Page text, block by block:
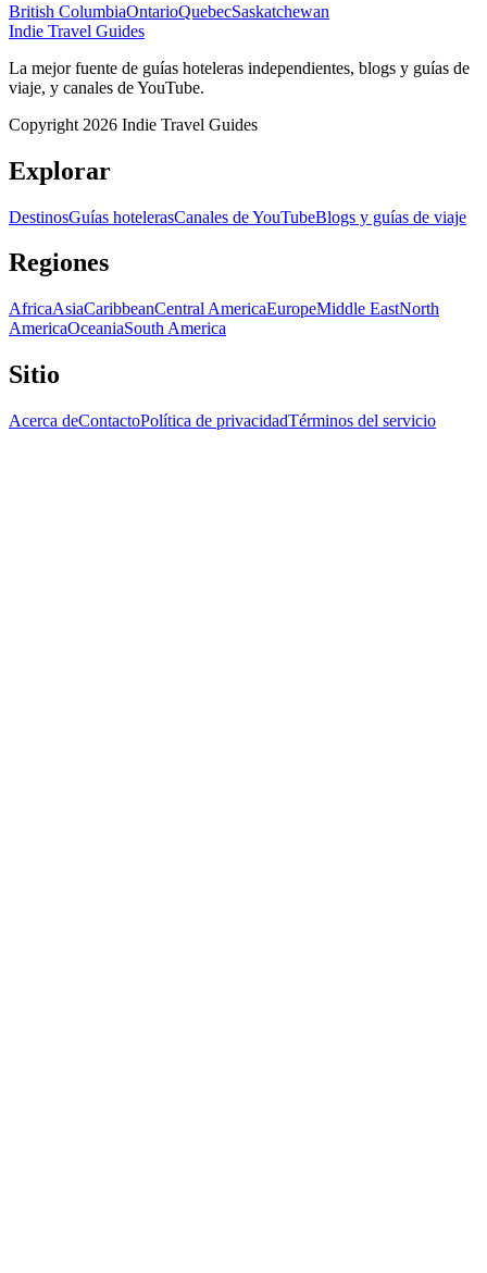
British ColumbiaOntarioQuebecSaskatchewan
Indie Travel Guides
La mejor fuente de guías hoteleras independientes, blogs y guías de
viaje, y canales de YouTube.
Copyright 2026 Indie Travel Guides
Explorar
DestinosGuías hotelerasCanales de YouTubeBlogs y guías de viaje
Regiones
AfricaAsiaCaribbeanCentral AmericaEuropeMiddle EastNorth
AmericaOceaniaSouth America
Sitio
Acerca deContactoPolítica de privacidadTérminos del servicio